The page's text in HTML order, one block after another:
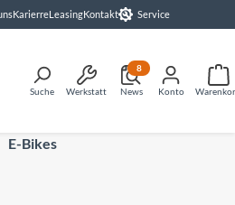
KarierreLeasingKontakt Service
Suche Werkstatt News
8
Konto
E-Bikes